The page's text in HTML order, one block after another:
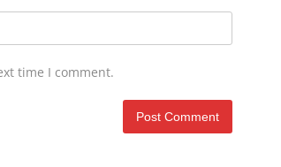
time I comment.